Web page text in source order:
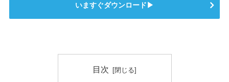
いますぐダウンロード▶
目次